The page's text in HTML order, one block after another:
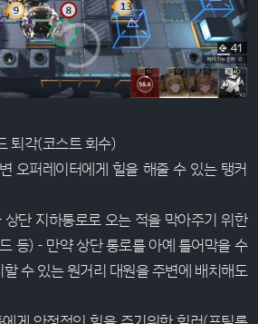
퇴각(코스트 회수)
오퍼레이터에게 힐을 해줄 수 있는 탱커
단 지하통로로 오는 적을 막아주기 위한
등) - 만약 상단 통로를 아예 틀어막을 수
수 있는 원거리 대원을 주변에 배치해도